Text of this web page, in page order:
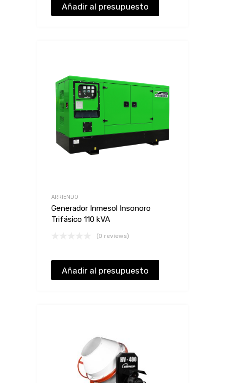
Añadir al presupuesto
ARRIENDO
Generador Inmesol Insonoro
Trifásico 110 kVA
(0 reviews)
Añadir al presupuesto